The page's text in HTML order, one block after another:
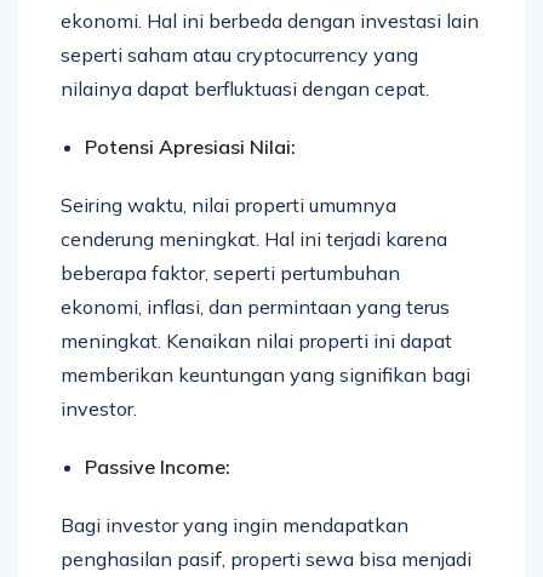
ekonomi. Hal ini berbeda dengan investasi lain
seperti saham atau cryptocurrency yang
nilainya dapat berfluktuasi dengan cepat.
Potensi Apresiasi Nilai:
Seiring waktu, nilai properti umumnya
cenderung meningkat. Hal ini terjadi karena
beberapa faktor, seperti pertumbuhan
ekonomi, inflasi, dan permintaan yang terus
meningkat. Kenaikan nilai properti ini dapat
memberikan keuntungan yang signifikan bagi
investor.
Passive Income:
Bagi investor yang ingin mendapatkan
penghasilan pasif, properti sewa bisa menjadi